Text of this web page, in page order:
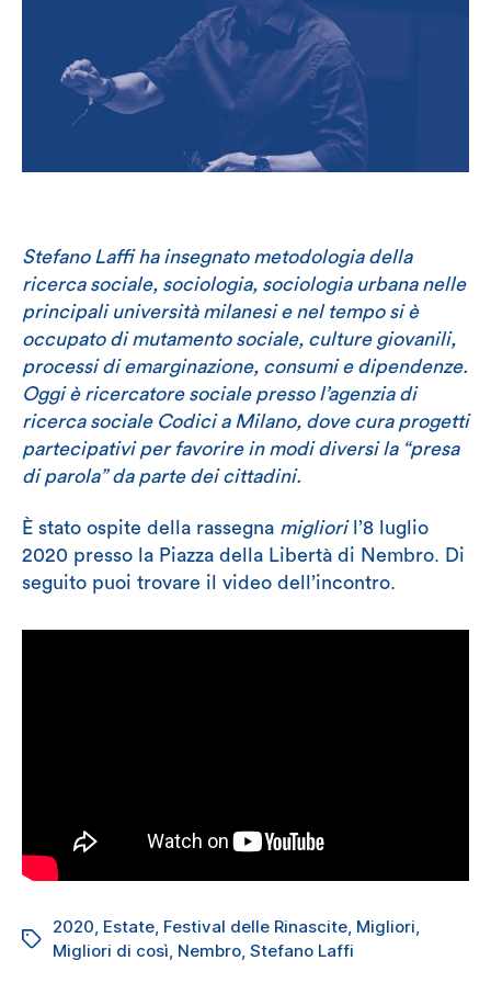
Stefano Laffi ha insegnato metodologia della
ricerca sociale, sociologia, sociologia urbana nelle
principali università milanesi e nel tempo si è
occupato di mutamento sociale, culture giovanili,
processi di emarginazione, consumi e dipendenze.
Oggi è ricercatore sociale presso l’agenzia di
ricerca sociale Codici a Milano, dove cura progetti
partecipativi per favorire in modi diversi la “presa
di parola” da parte dei cittadini.
È stato ospite della rassegna miglioril’8 luglio
2020 presso la Piazza della Libertà di Nembro. Di
seguito puoi trovare il video dell’incontro.
Tag
2020 Estate Festival delle Rinascite Migliori
Migliori di così Nembro Stefano Laffi